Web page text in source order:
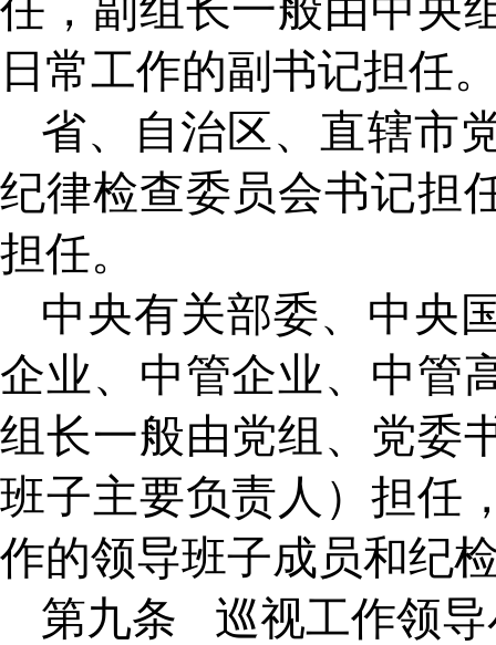
任，副组长一般由中央
日常工作的副书记担任
省、自治区、直辖市
纪律检查委员会书记担
担任。
中央有关部委、中央
企业、中管企业、中管
组长一般由党组、党委
班子主要负责人）担任
作的领导班子成员和纪
第九条
巡视工作领